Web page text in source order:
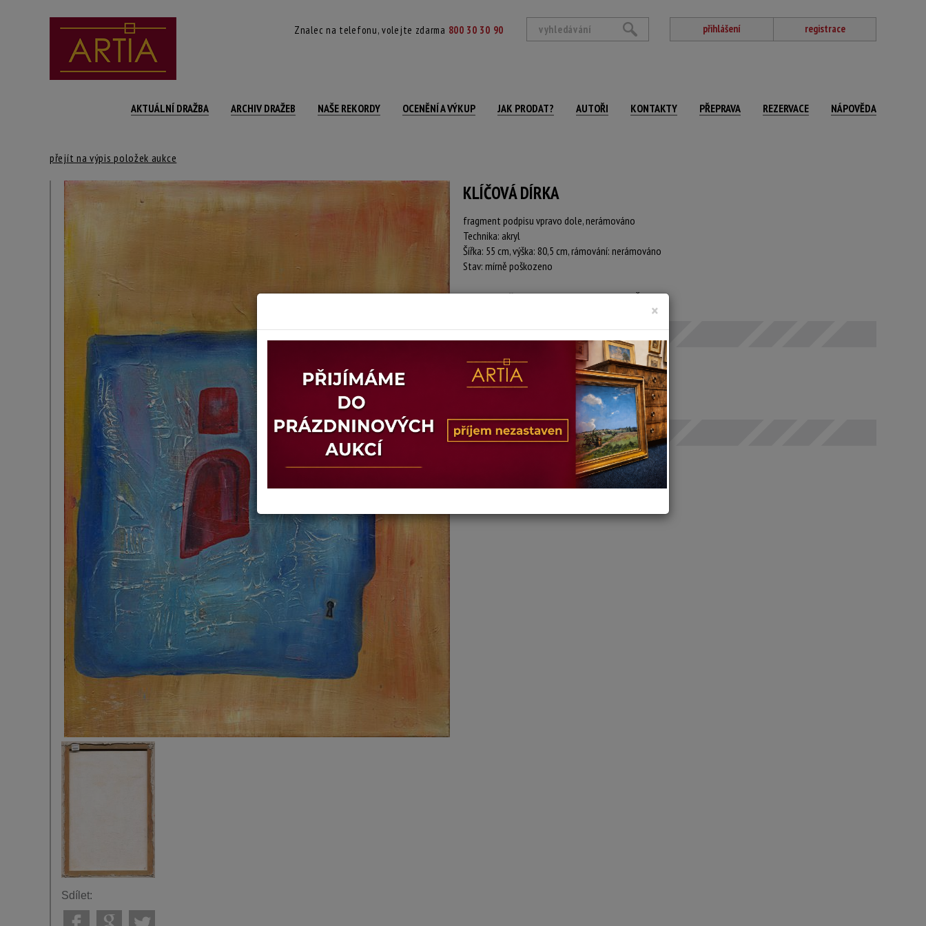
Znalec na telefonu, volejte zdarma 800 30 30 90 přihlášení registrace
AKTUÁLNÍ DRAŽBA ARCHIV DRAŽEB NAŠE REKORDY OCENĚNÍ A VÝKUP JAK PRODAT? AUTOŘI KONTAKTY PŘEPRAVA REZERVACE NÁPOVĚDA
přejít na výpis položek aukce
KLÍČOVÁ DÍRKA
fragment podpisu vpravo dole, nerámováno
Technika: akryl
Šířka: 55 cm, výška: 80,5 cm, rámování: nerámováno
Stav: mírně poškozeno
Konec dražby:16.06.2026 20:08 SELČ
Dosažená cena:neprodáno
Vyvolávací cena: 1 500 Kč
Pro účast v aukci se stačí přihlásit
Sdílet:
×